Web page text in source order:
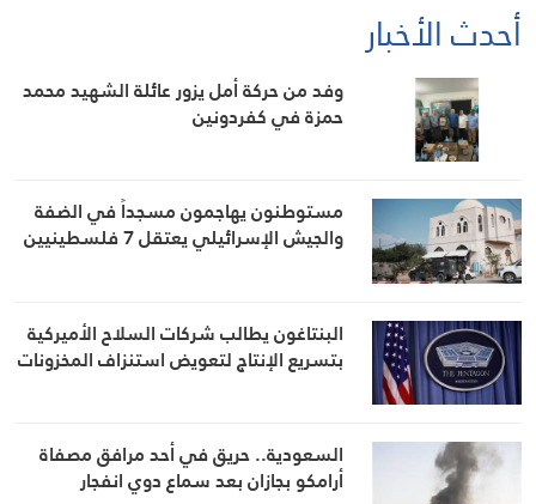
أحدث الأخبار
وفد من حركة أمل يزور عائلة الشهيد محمد
حمزة في كفردونين
مستوطنون يهاجمون مسجداً في الضفة
والجيش الإسرائيلي يعتقل 7 فلسطينيين
البنتاغون يطالب شركات السلاح الأميركية
بتسريع الإنتاج لتعويض استنزاف المخزونات
السعودية.. حريق في أحد مرافق مصفاة
أرامكو بجازان بعد سماع دوي انفجار